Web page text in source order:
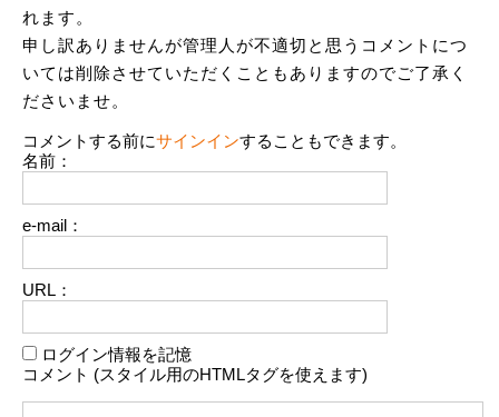
れます。
申し訳ありませんが管理人が不適切と思うコメントにつ
いては削除させていただくこともありますのでご了承く
ださいませ。
コメントする前にサインインすることもできます。
名前：
e-mail：
URL：
ログイン情報を記憶
コメント (スタイル用のHTMLタグを使えます)